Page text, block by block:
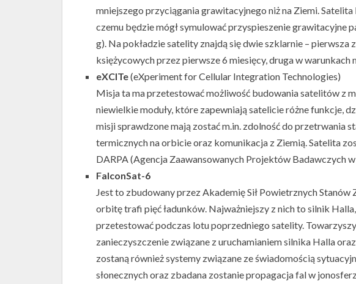
mniejszego przyciągania grawitacyjnego niż na Ziemi. Satelita
czemu będzie mógł symulować przyspieszenie grawitacyjne
g). Na pokładzie satelity znajdą się dwie szklarnie – pierwsza
księżycowych przez pierwsze 6 miesięcy, druga w warunkach
eXCITe(eXperiment for Cellular Integration Technologies)
Misja ta ma przetestować możliwość budowania satelitów z
niewielkie moduły, które zapewniają satelicie różne funkcje,
misji sprawdzone mają zostać m.in. zdolność do przetrwania
termicznych na orbicie oraz komunikacja z Ziemią. Satelita
DARPA (Agencja Zaawansowanych Projektów Badawczych
FalconSat-6
Jest to zbudowany przez Akademię Sił Powietrznych
orbitę trafi pięć ładunków. Najważniejszy z nich to silnik
przetestować podczas lotu poprzedniego satelity.
zanieczyszczenie związane z uruchamianiem silnika Halla
zostaną również systemy związane ze świadomością
słonecznych oraz zbadana zostanie propagacja fal w